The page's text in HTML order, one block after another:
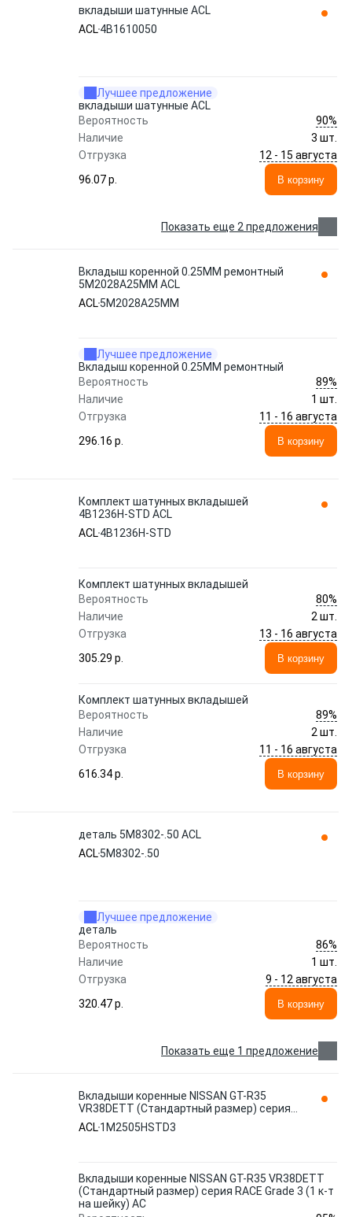
вкладыши шатунные ACL
ACL4B1610050
Лучшее предложение
вкладыши шатунные ACL
Вероятность
90%
Наличие
3 шт.
Отгрузка
12 - 15 августа
96.07 p.
В корзину
Показать еще 2 предложения
Вкладыш коренной 0.25MM ремонтный
5M2028A25MM ACL
ACL5M2028A25MM
Лучшее предложение
Вкладыш коренной 0.25MM ремонтный
Вероятность
89%
Наличие
1 шт.
Отгрузка
11 - 16 августа
296.16 p.
В корзину
Комплект шатунных вкладышей
4B1236H-STD ACL
ACL4B1236H-STD
Комплект шатунных вкладышей
Вероятность
80%
Наличие
2 шт.
Отгрузка
13 - 16 августа
305.29 p.
В корзину
Комплект шатунных вкладышей
Вероятность
89%
Наличие
2 шт.
Отгрузка
11 - 16 августа
616.34 p.
В корзину
деталь 5M8302-.50 ACL
ACL5M8302-.50
Лучшее предложение
деталь
Вероятность
86%
Наличие
1 шт.
Отгрузка
9 - 12 августа
320.47 p.
В корзину
Показать еще 1 предложение
Вкладыши коренные NISSAN GT-R35
VR38DETT (Стандартный размер) серия
RACE Grade 3 (1 к-т на шейку) AC
ACL1M2505HSTD3
Вкладыши коренные NISSAN GT-R35 VR38DETT
(Стандартный размер) серия RACE Grade 3 (1 к-т
на шейку) AC